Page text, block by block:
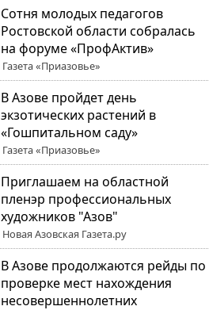
Сотня молодых педагогов
Ростовской области собралась
на форуме «ПрофАктив»
Газета «Приазовье»
В Азове пройдет день
экзотических растений в
«Гошпитальном саду»
Газета «Приазовье»
Приглашаем на областной
пленэр профессиональных
художников "Азов"
Новая Азовская Газета.ру
В Азове продолжаются рейды по
проверке мест нахождения
несовершеннолетних